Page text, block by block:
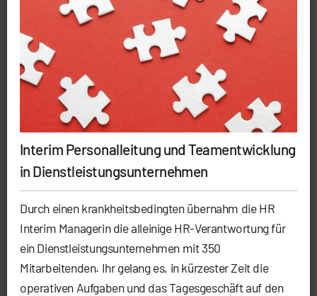
Interim Personalleitung und Teamentwicklung
in Dienstleistungsunternehmen
Durch einen krankheitsbedingten übernahm die HR
Interim Managerin die alleinige HR-Verantwortung für
ein Dienstleistungsunternehmen mit 350
Mitarbeitenden. Ihr gelang es, in kürzester Zeit die
operativen Aufgaben und das Tagesgeschäft auf den